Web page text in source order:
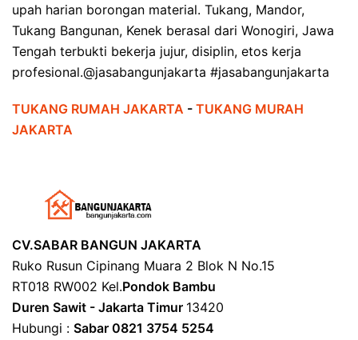
upah harian borongan material. Tukang, Mandor,
Tukang Bangunan, Kenek berasal dari Wonogiri, Jawa
Tengah terbukti bekerja jujur, disiplin, etos kerja
profesional.@jasabangunjakarta #jasabangunjakarta
TUKANG RUMAH JAKARTA - TUKANG MURAH
JAKARTA
CV.SABAR BANGUN JAKARTA
Ruko Rusun Cipinang Muara 2 Blok N No.15
RT018 RW002 Kel.Pondok Bambu
Duren Sawit - Jakarta Timur 13420
Hubungi : Sabar 0821 3754 5254